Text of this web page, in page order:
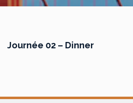
Journée 02 – Dinner